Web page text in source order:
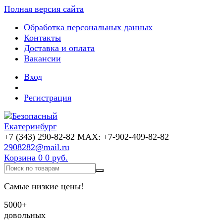
Полная версия сайта
Обработка персональных данных
Контакты
Доставка и оплата
Вакансии
Вход
Регистрация
+7 (343) 290-82-82 MAX: +7-902-409-82-82
2908282@mail.ru
Корзина 0 0 руб.
Самые низкие цены!
5000+
довольных